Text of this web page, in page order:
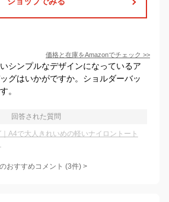
価格と在庫をAmazonでチェック >>
シンプルなデザインになっているア
グはいかがですか。ショルダーバッ
。
回答された質問
A4で大人きれいめの軽いナイロントート
おすすめコメント (3件) >